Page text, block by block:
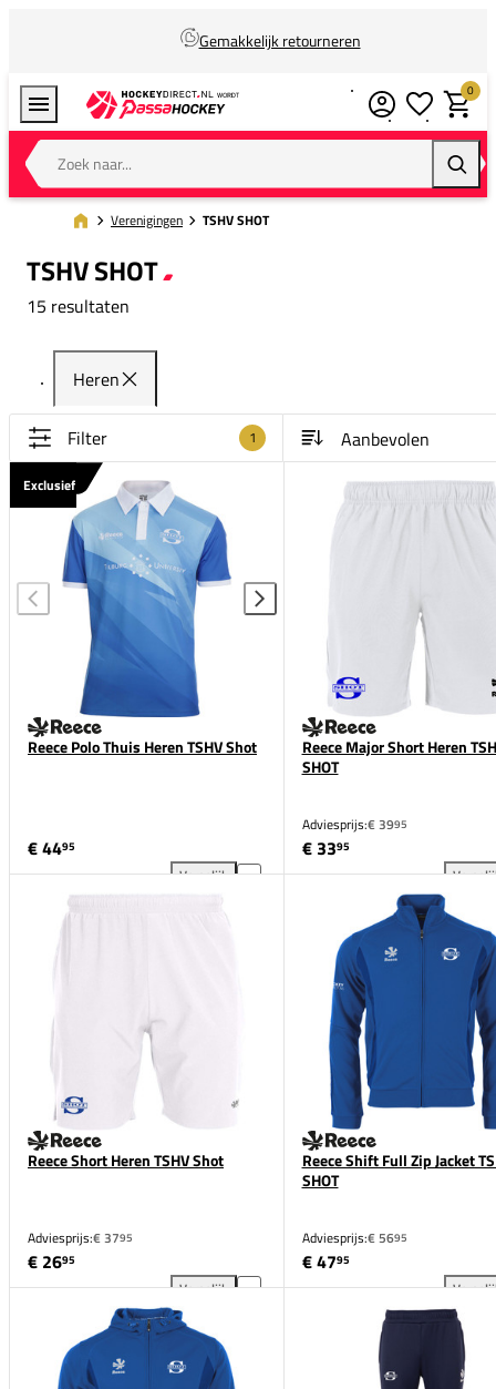
Gemakkelijk retourneren
Zoek naar...
0
Verenigingen TSHV SHOT
TSHV SHOT
15 resultaten
Heren
Filter 1
Exclusief
Reece Polo Thuis Heren TSHV Shot
€ 4495
Vergelijk
Reece Polo Thuis Heren TSHV Shot toevoegen
Reece Major Short Heren
SHOT
Adviesprijs:€ 3995
€ 3395
Reece Short Heren TSHV Shot
Adviesprijs:€ 3795
€ 2695
Vergelijk
Reece Short Heren TSHV Shot toevoegen aan
Reece Shift Full Zip Jacket
SHOT
Adviesprijs:€ 5695
€ 4795